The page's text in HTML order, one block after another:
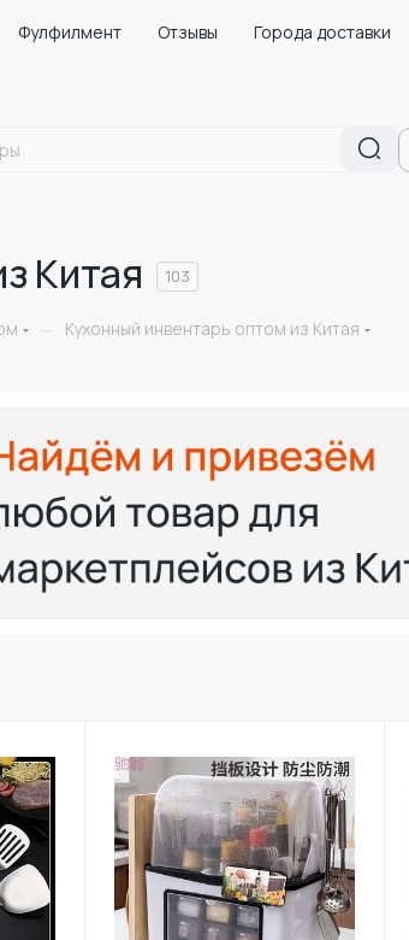
Фулфилмент Отзывы Города доставки
Китая 103
— Кухонный инвентарь оптом из Китая